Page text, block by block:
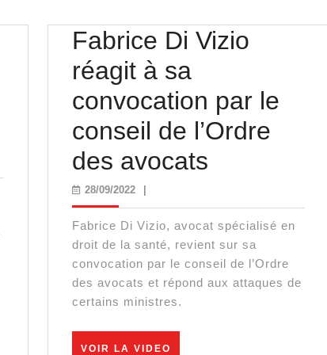
Fabrice Di Vizio
réagit à sa
convocation par le
conseil de l’Ordre
des avocats
Vizio
réagit
à
28/09/202228/09/2022
Fabrice Di Vizio, avocat spécialisé en
droit de la santé, revient sur sa
convocation par le conseil de l’Ordre
des avocats et répond aux attaques de
certains ministres.
VOIR LA VIDEO